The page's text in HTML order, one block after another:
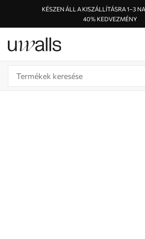
KÉSZEN ÁLL A KISZÁLLÍTÁSRA 1–3
40% KEDVEZMÉNY